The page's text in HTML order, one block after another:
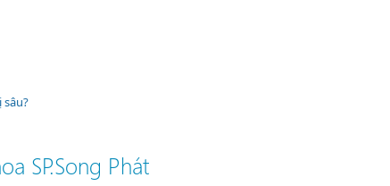
SP.Song Phát